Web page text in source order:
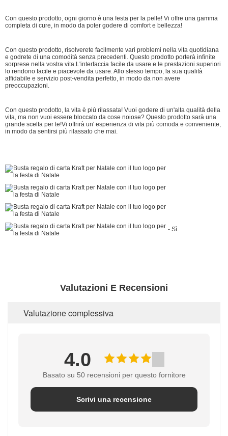
Con questo prodotto, ogni giorno è una festa per la pelle! Vi offre una gamma
completa di cure, in modo da poter godere di comfort e bellezza!
Con questo prodotto, risolverete facilmente vari problemi nella vita quotidiana
e godrete di una comodità senza precedenti. Questo prodotto porterà infinite
sorprese nella vostra vita.L'interfaccia facile da usare e le prestazioni superiori
lo rendono facile e piacevole da usare. Allo stesso tempo, la sua qualità
affidabile e servizio post-vendita perfetto, in modo da non avere
preoccupazioni.
Con questo prodotto, la vita è più rilassata! Vuoi godere di un'alta qualità della
vita, ma non vuoi essere bloccato da cose noiose? Questo prodotto sarà una
grande scelta per te!Vi offrirà un' esperienza di vita più comoda e conveniente,
in modo da sentirsi più rilassato che mai.
- Sì.
Valutazioni E Recensioni
Valutazione complessiva
4.0
Basato su 50 recensioni per questo fornitore
Scrivi una recensione